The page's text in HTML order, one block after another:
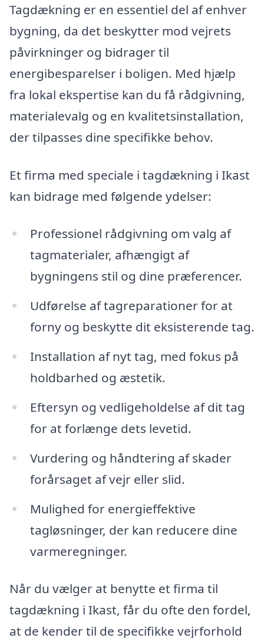
Tagdækning er en essentiel del af enhver
bygning, da det beskytter mod vejrets
påvirkninger og bidrager til
energibesparelser i boligen. Med hjælp
fra lokal ekspertise kan du få rådgivning,
materialevalg og en kvalitetsinstallation,
der tilpasses dine specifikke behov.
Et firma med speciale i tagdækning i Ikast
kan bidrage med følgende ydelser:
Professionel rådgivning om valg af
tagmaterialer, afhængigt af
bygningens stil og dine præferencer.
Udførelse af tagreparationer for at
forny og beskytte dit eksisterende tag.
Installation af nyt tag, med fokus på
holdbarhed og æstetik.
Eftersyn og vedligeholdelse af dit tag
for at forlænge dets levetid.
Vurdering og håndtering af skader
forårsaget af vejr eller slid.
Mulighed for energieffektive
tagløsninger, der kan reducere dine
varmeregninger.
Når du vælger at benytte et firma til
tagdækning i Ikast, får du ofte den fordel,
at de kender til de specifikke vejrforhold